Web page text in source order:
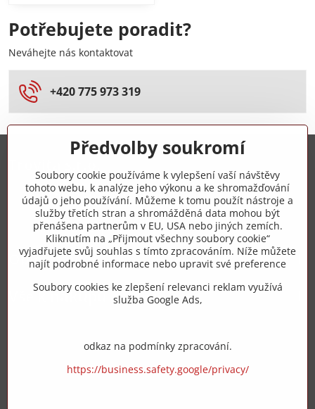
Potřebujete poradit?
Neváhejte nás kontaktovat
+420 775 973 319
+420 775 973 319
info​@zipzop​.cz
Objednávky
Vše k nákupu
Předvolby soukromí
Soubory cookie používáme k vylepšení vaší návštěvy
tohoto webu, k analýze jeho výkonu a ke shromažďování
údajů o jeho používání. Můžeme k tomu použít nástroje a
služby třetích stran a shromážděná data mohou být
přenášena partnerům v EU, USA nebo jiných zemích.
Kliknutím na „Přijmout všechny soubory cookie“
vyjadřujete svůj souhlas s tímto zpracováním. Níže můžete
najít podrobné informace nebo upravit své preference
Soubory cookies ke zlepšení relevanci reklam využívá
služba Google Ads,
odkaz na podmínky zpracování.
https://business.safety.google/privacy/